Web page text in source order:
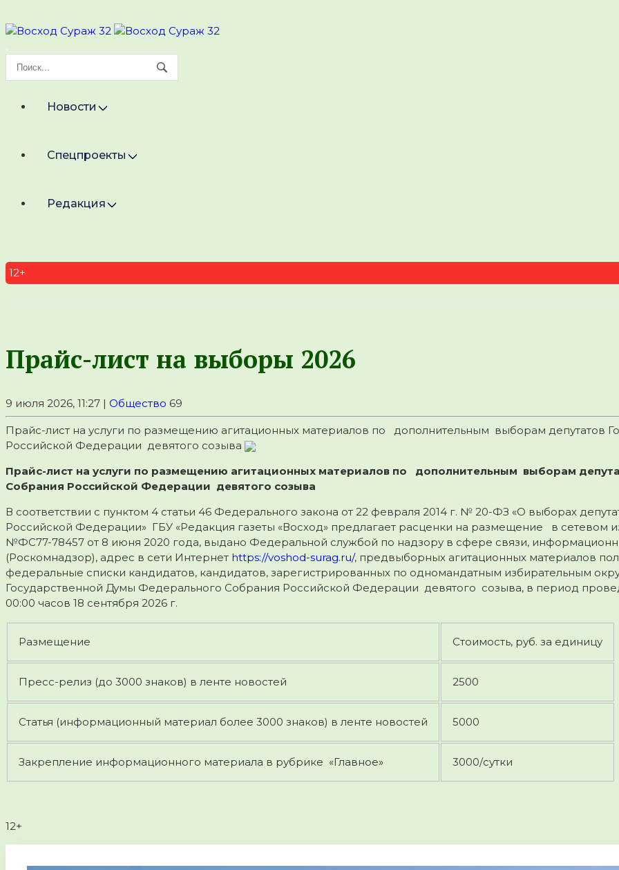
Новости
Спецпроекты
Редакция
12+
Прайс-лист на выборы 2026
9 июля 2026, 11:27 | Общество 69
Прайс-лист на услуги по размещению агитационных материалов по дополнительным выборам депутатов
Российской Федерации девятого созыва
Прайс-лист на услуги по размещению агитационных материалов по дополнительным выборам
Собрания Российской Федерации девятого созыва
В соответствии с пунктом 4 статьи 46 Федерального закона от 22 февраля 2014 г. № 20-ФЗ «О выборах
Российской Федерации» ГБУ «Редакция газеты «Восход» предлагает расценки на размещение в сетевом
№ФС77-78457 от 8 июня 2020 года, выдано Федеральной службой по надзору в сфере связи,
(Роскомнадзор), адрес в сети Интернет https://voshod-surag.ru/, предвыборных агитационных материалов
федеральные списки кандидатов, кандидатов, зарегистрированных по одномандатным избирательным
Государственной Думы Федерального Собрания Российской Федерации девятого созыва, в период
00:00 часов 18 сентября 2026 г.
Размещение Стоимость, руб. за единицу
Пресс-релиз (до 3000 знаков) в ленте новостей 2500
Статья (информационный материал более 3000 знаков) в ленте новостей 5000
Закрепление информационного материала в рубрике «Главное» 3000/сутки
12+